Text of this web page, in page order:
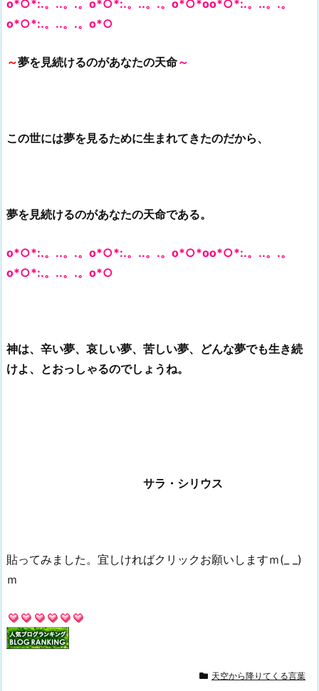
o*○*:.。..。.。o*○*:.。..。.。o*○*oo*○*:.。..。.。
o*○*:.。..。.。o*○
～夢を見続けるのがあなたの天命～
この世には夢を見るために生まれてきたのだから、
夢を見続けるのがあなたの天命である。
o*○*:.。..。.。o*○*:.。..。.。o*○*oo*○*:.。..。.。
o*○*:.。..。.。o*○
神は、辛い夢、哀しい夢、苦しい夢、どんな夢でも生き続
けよ、とおっしゃるのでしょうね。
サラ・シリウス
貼ってみました。宜しければクリックお願いしますｍ(_ _)
ｍ
天空から降りてくる言葉